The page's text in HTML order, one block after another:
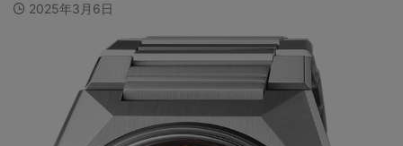
2025年3月6日